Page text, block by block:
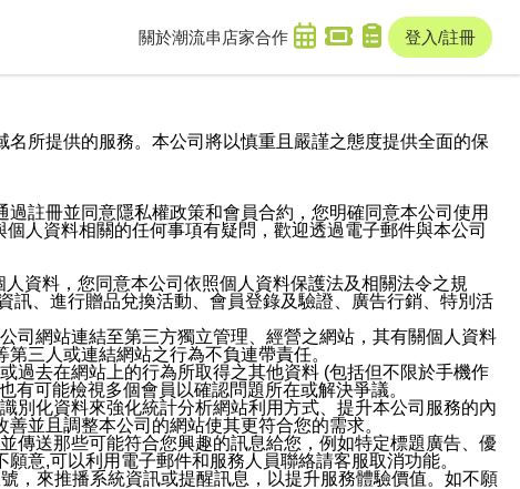
關於潮流串 店家合作 登入/註冊
所提供的服務。本公司將以慎重且嚴謹之態度提供全面的保
註冊並同意隱私權政策和會員合約，您明確同意本公司使用
人資料相關的任何事項有疑問，歡迎透過電子郵件與本公司
資料，您同意本公司依照個人資料保護法及相關法令之規
訊、進行贈品兌換活動、會員登錄及驗證、廣告行銷、特別活
司網站連結至第三方獨立管理、經營之網站，其有關個人資料
三人或連結網站之行為不負連帶責任。
過去在網站上的行為所取得之其他資料 (包括但不限於手機作
可能檢視多個會員以確認問題所在或解決爭議。
別化資料來強化統計分析網站利用方式、提升本公司服務的內
並且調整本公司的網站使其更符合您的需求。
傳送那些可能符合您興趣的訊息給您，例如特定標題廣告、優
意,可以利用電子郵件和服務人員聯絡請客服取消功能。
，來推播系統資訊或提醒訊息，以提升服務體驗價值。如不願